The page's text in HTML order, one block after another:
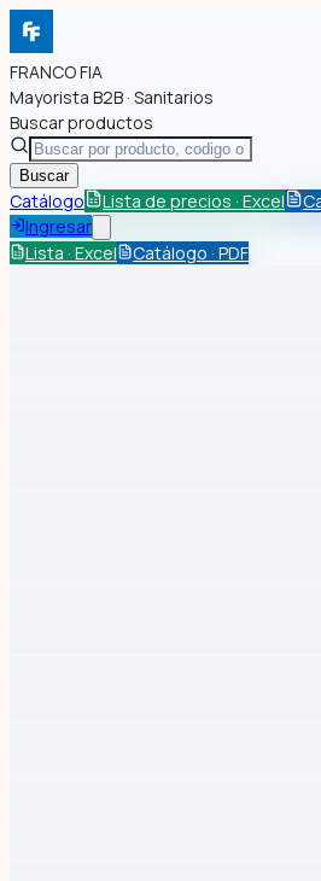
FRANCO FIA
Mayorista B2B · Sanitarios
Buscar productos
Buscar
Catálogo Lista de precios · Excel
Ingresar
Lista · Excel
Catálogo · PDF